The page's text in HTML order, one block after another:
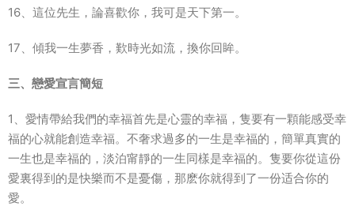
16、這位先生，論喜歡你，我可是天下第一。
17、傾我一生夢香，歎時光如流，換你回眸。
三、戀愛宣言簡短
1、愛情帶給我們的幸福首先是心靈的幸福，隻要有一顆能感受幸
福的心就能創造幸福。不奢求過多的一生是幸福的，簡單真實的
一生也是幸福的，淡泊甯靜的一生同樣是幸福的。隻要你從這份
愛裏得到的是快樂而不是憂傷，那麽你就得到了一份适合你的
愛。